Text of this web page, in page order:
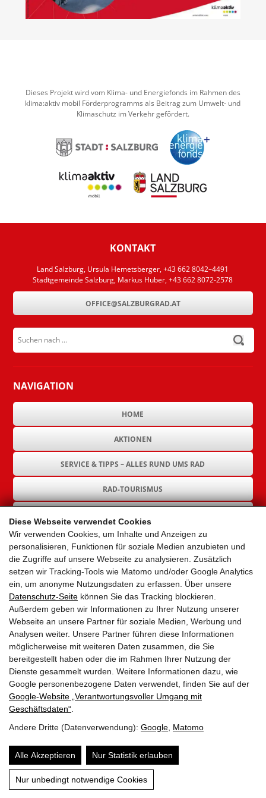
Diese Webseite verwendet Cookies
Wir verwenden Cookies, um Inhalte und Anzeigen zu
personalisieren, Funktionen für soziale Medien anzubieten und
die Zugriffe auf unsere Webseite zu analysieren. Zusätzlich
setzen wir Tracking-Tools wie Matomo und/oder Google Analytics
ein, um anonyme Nutzungsdaten zu erfassen. Über unsere
Datenschutz-Seite können Sie das Tracking blockieren.
Außerdem geben wir Informationen zu Ihrer Nutzung unserer
Webseite an unsere Partner für soziale Medien, Werbung und
Analysen weiter. Unsere Partner führen diese Informationen
möglicherweise mit weiteren Daten zusammen, die Sie
bereitgestellt haben oder die im Rahmen Ihrer Nutzung der
Dienste gesammelt wurden. Weitere Informationen dazu, wie
Google personenbezogene Daten verwendet, finden Sie auf der
Google‑Website „Verantwortungsvoller Umgang mit
Geschäftsdaten“
Andere Dritte (Datenverwendung): Google Matomo
Alle Akzeptieren Nur Statistik erlauben
Nur unbedingt notwendige Cookies
Dieses Projekt wird vom Klima- und Energiefonds im Rahmen des
klima:aktiv mobil Förderprogramms als Beitrag zum Umwelt- und
Klimaschutz im Verkehr gefördert.
KONTAKT
Land Salzburg, Ursula Hemetsberger, +43 662 8042–4491
Stadtgemeinde Salzburg, Markus Huber, +43 662 8072-2578
OFFICE@SALZBURGRAD.AT
Suchen nach ...
submit
NAVIGATION
HOME
AKTIONEN
SERVICE & TIPPS – ALLES RUND UMS RAD
RAD-TOURISMUS
GEMEINDEN
AKTUELLES
PARTNER
LINKS
SITEMAP
IMPRESSUM & DATENSCHUTZ